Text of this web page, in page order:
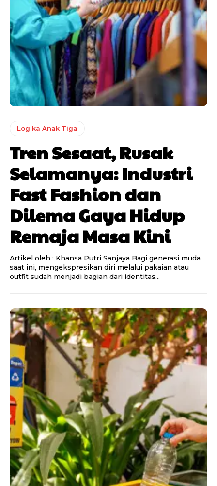
Logika Anak Tiga
Tren Sesaat, Rusak
Selamanya: Industri
Fast Fashion dan
Dilema Gaya Hidup
Remaja Masa Kini
Artikel oleh : Khansa Putri Sanjaya Bagi generasi muda
saat ini, mengekspresikan diri melalui pakaian atau
outfit sudah menjadi bagian dari identitas...